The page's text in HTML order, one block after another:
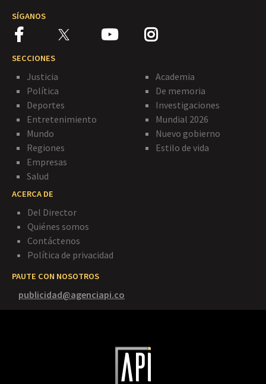
SÍGANOS
SECCIONES
Justicia
Política
Deportes
Entretenimiento
Mundo
Regiones
Empresas
Salud
Academia
De memoria
Investigaciones
Mundial 2026
Nuevo gobierno
Estilo de vida
ACERCA DE
Del Director
Quiénes somos
Contáctenos
Política de privacidad
PAUTE CON NOSOTROS
publicidad@agenciapi.co